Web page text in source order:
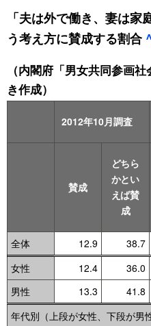
「夫は外で働き、妻は
う考え方に賛成する割合
（内閣府「男女共同参画
き作成）
2012年10月調査
賛成
どちら
かとい
えば賛
成
全体 12.9 38.7
女性
12.4 36.0
男性
13.3 41.8
年代別（上段が女性、下段が男性